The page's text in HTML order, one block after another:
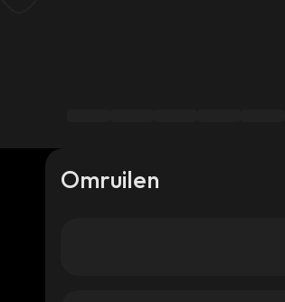
Omruilen